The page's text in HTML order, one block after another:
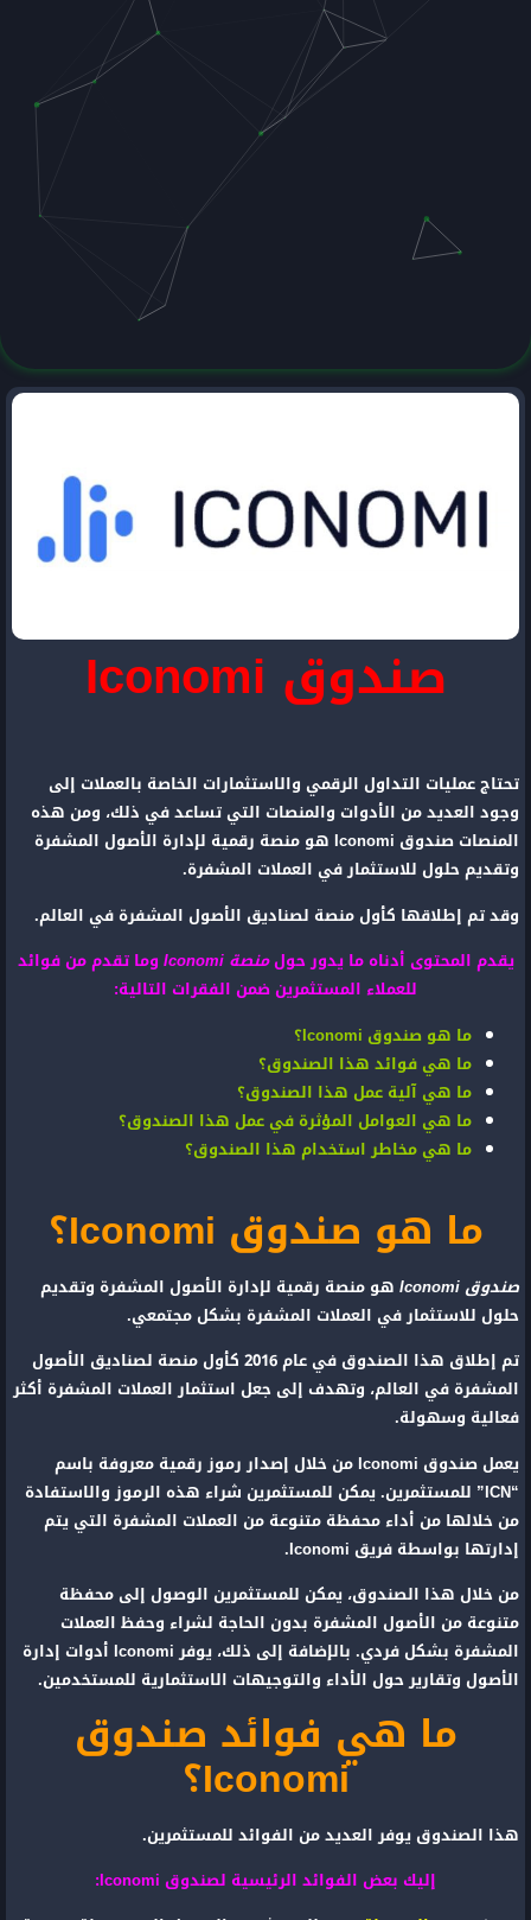
صندوق Iconomi
تحتاج عمليات التداول الرقمي والاستثمارات الخاصة بالعملات إلى
وجود العديد من الأدوات والمنصات التي تساعد في ذلك، ومن هذه
المنصات صندوق Iconomi هو منصة رقمية لإدارة الأصول المشفرة
وتقديم حلول للاستثمار في العملات المشفرة.
وقد تم إطلاقها كأول منصة لصناديق الأصول المشفرة في العالم.
يقدم المحتوى أدناه ما يدور حولمنصة Iconomi
وما تقدم من فوائد
للعملاء المستثمرين ضمن الفقرات التالية:
ما هو صندوق Iconomi؟
ما هي فوائد هذا الصندوق؟
ما هي آلية عمل هذا الصندوق؟
ما هي العوامل المؤثرة في عمل هذا الصندوق؟
ما هي مخاطر استخدام هذا الصندوق؟
ما هو صندوق Iconomi؟
صندوق Iconomi
هو منصة رقمية لإدارة الأصول المشفرة وتقديم
حلول للاستثمار في العملات المشفرة بشكل مجتمعي.
تم إطلاق هذا الصندوق في عام 2016 كأول منصة لصناديق الأصول
المشفرة في العالم، وتهدف إلى جعل استثمار العملات المشفرة أكثر
فعالية وسهولة.
يعمل صندوق Iconomi من خلال إصدار رموز رقمية معروفة باسم
“ICN” للمستثمرين. يمكن للمستثمرين شراء هذه الرموز والاستفادة
من خلالها من أداء محفظة متنوعة من العملات المشفرة التي يتم
إدارتها بواسطة فريق Iconomi.
من خلال هذا الصندوق، يمكن للمستثمرين الوصول إلى محفظة
متنوعة من الأصول المشفرة بدون الحاجة لشراء وحفظ العملات
المشفرة بشكل فردي. بالإضافة إلى ذلك، يوفر Iconomi أدوات إدارة
الأصول وتقارير حول الأداء والتوجيهات الاستثمارية للمستخدمين.
ما هي فوائد صندوق
Iconomi؟
هذا الصندوق يوفر العديد من الفوائد للمستثمرين.
إليك بعض الفوائد الرئيسية لصندوق Iconomi: